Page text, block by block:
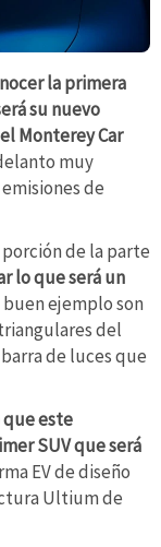
la primera
su nuevo
Monterey Car
muy
de
porción de la parte
lo que será un
buen ejemplo son
del
de luces que
este
SUV que será
EV de diseño
Ultium de